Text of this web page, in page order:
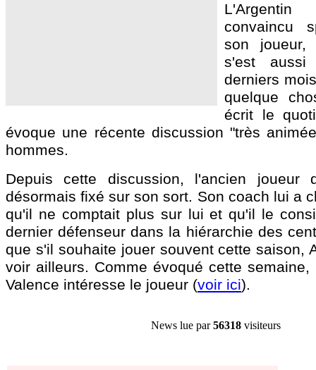
convaincu
son
s'est aussi
derniers
quelque
écrit le
évoque une récente discussion "très
hommes.
Depuis cette discussion, l'ancien joueur
désormais fixé sur son sort. Son coach lui a
qu'il ne comptait plus sur lui et qu'il le
dernier défenseur dans la hiérarchie des
que s'il souhaite jouer souvent cette saison,
voir ailleurs. Comme évoqué cette
Valence intéresse le joueur (voir ici).
News lue par56318 visiteurs